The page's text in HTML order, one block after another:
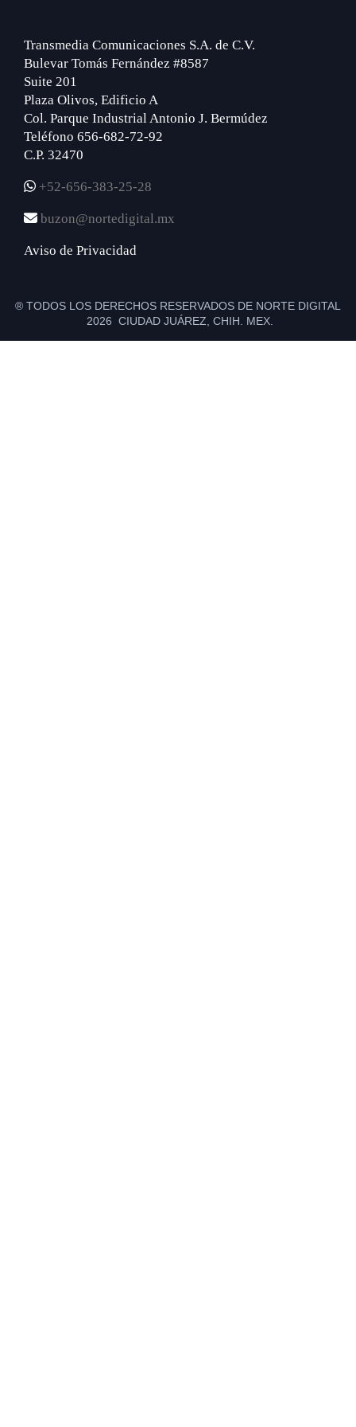
Transmedia Comunicaciones S.A. de C.V.
Bulevar Tomás Fernández #8587
Suite 201
Plaza Olivos, Edificio A
Col. Parque Industrial Antonio J. Bermúdez
Teléfono 656-682-72-92
C.P. 32470
+52-656-383-25-28
buzon@nortedigital.mx
Aviso de Privacidad
® TODOS LOS DERECHOS RESERVADOS DE NORTE DIGITAL
2026 CIUDAD JUÁREZ, CHIH. MEX.